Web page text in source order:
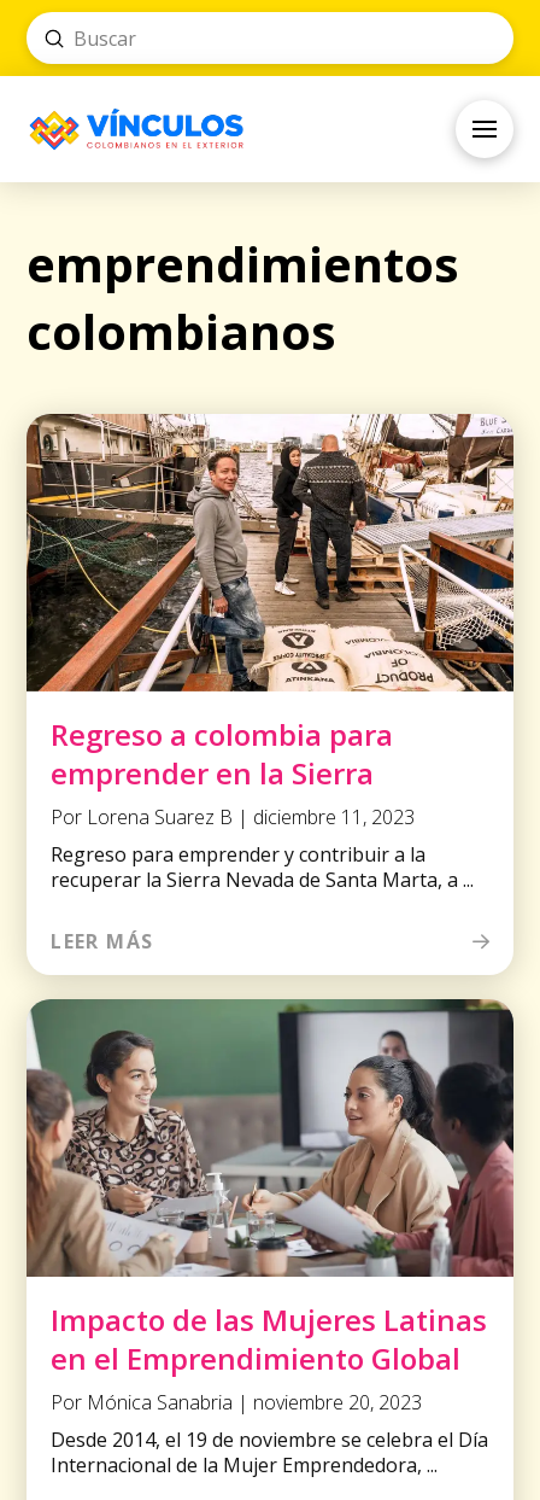
Search
Submit
emprendimientos
colombianos
Regreso a colombia para
emprender en la Sierra
Por Lorena Suarez B | diciembre 11, 2023
Regreso para emprender y contribuir a la
recuperar la Sierra Nevada de Santa Marta, a ...
LEER MÁS
Impacto de las Mujeres Latinas
en el Emprendimiento Global
Por Mónica Sanabria | noviembre 20, 2023
Desde 2014, el 19 de noviembre se celebra el Día
Internacional de la Mujer Emprendedora, ...